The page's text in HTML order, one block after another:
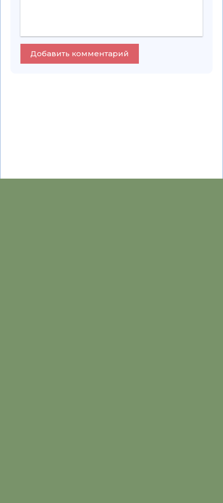
Добавить комментарий